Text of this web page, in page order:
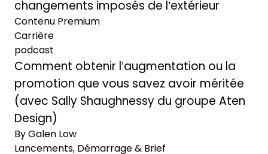
changements imposés de l’extérieur
Contenu Premium
Carrière
podcast
Comment obtenir l’augmentation ou la
promotion que vous savez avoir méritée
(avec Sally Shaughnessy du groupe Aten
Design)
By Galen Low
Lancements, Démarrage & Brief